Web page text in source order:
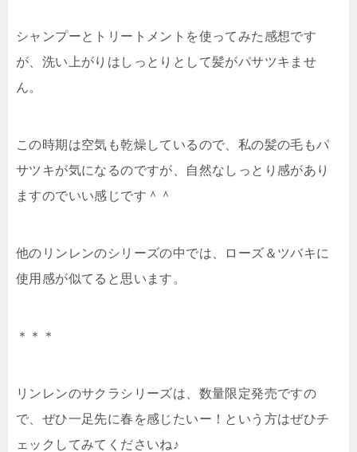
シャンプーとトリートメントを使ってみた感想です
が、洗い上がりはしっとりとして髪がパサツキませ
ん。
この時期は空気も乾燥しているので、私の髪の毛もパ
サツキが気になるのですが、自然なしっとり感があり
ますのでいい感じです＾＾
他のリンレンのシリーズの中では、ローズ＆ツバキに
使用感が似てると思います。
＊＊＊
リンレンのサクラシリーズは、数量限定発売ですの
で、ぜひ一足先に春を感じたいー！という方はぜひチ
ェックしてみてくださいね♪